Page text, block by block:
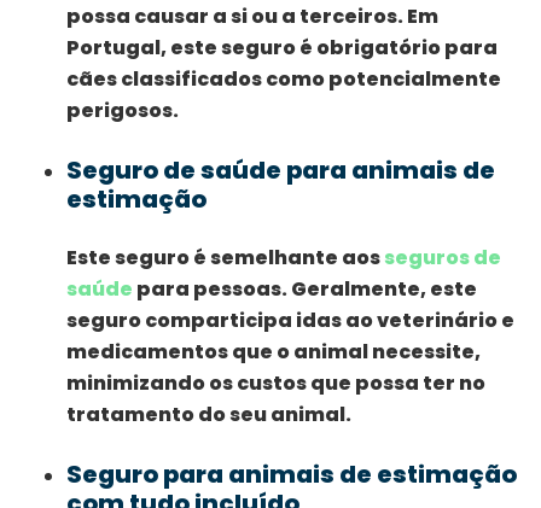
possa causar a si ou a terceiros. Em
Portugal, este seguro é obrigatório para
cães classificados como potencialmente
perigosos.
Seguro de saúde para animais de
estimação
Este seguro é semelhante aosseguros de
saúde para pessoas. Geralmente, este
seguro comparticipa idas ao veterinário e
medicamentos que o animal necessite,
minimizando os custos que possa ter no
tratamento do seu animal.
Seguro para animais de estimação